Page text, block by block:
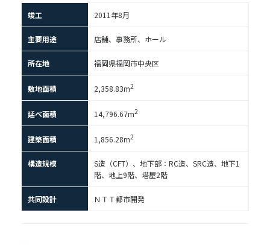
竣工 2011年8月
主要用途 店舗、事務所、ホール
所在地 福岡県福岡市中央区
敷地面積 2,358.83m2
延べ面積 14,796.67m2
建築面積 1,856.28m2
構造規模
S造（CFT）、地下部：RC造、SRC造、地下1
階、地上9階、塔屋2階
共同設計 ＮＴＴ都市開発